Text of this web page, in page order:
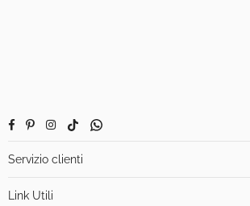
FacebookPinterestInstagram
TikTokWhatsapp
Servizio clienti
Link Utili